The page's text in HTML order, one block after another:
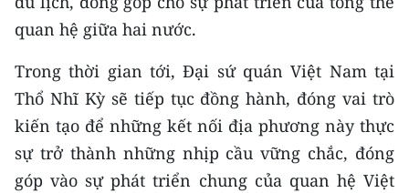
quan hệ giữa hai nước.
Trong thời gian tới, Đại sứ quán Việt Nam tại
Thổ Nhĩ Kỳ sẽ tiếp tục đồng hành, đóng vai trò
kiến tạo để những kết nối địa phương này thực
sự trở thành những nhịp cầu vững chắc, đóng
góp vào sự phát triển chung của quan hệ Việt